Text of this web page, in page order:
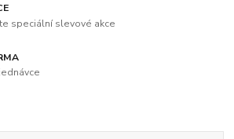
speciální slevové akce